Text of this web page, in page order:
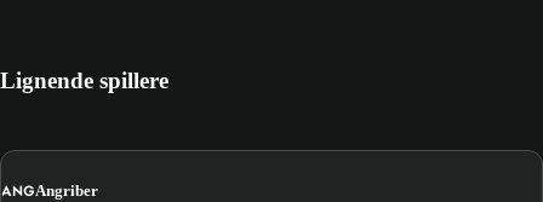
Lignende spillere
ANGAngriber